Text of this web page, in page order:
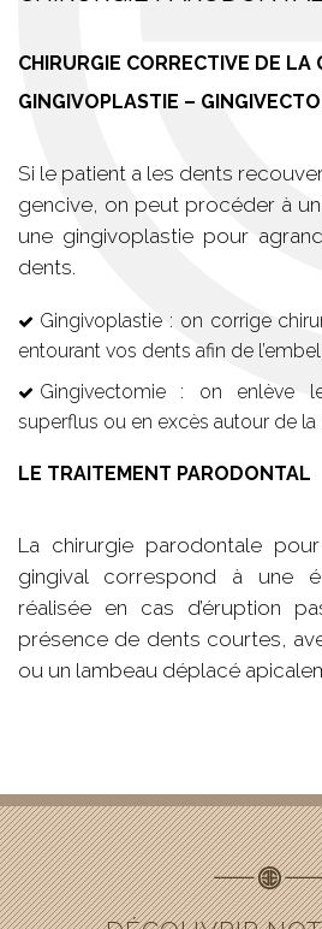
CHIRURGIE CORRECTIVE DE LA
GINGIVOPLASTIE –
Si le patient a les dents
gencive, on peut procéder à
une gingivoplastie pour
dents.
Gingivoplastie : on corrige
entourant vos dents afin de
Gingivectomie : on enlève
superflus ou en excès autour de la
LE TRAITEMENT PARODONTAL
La chirurgie parodontale
gingival correspond à une
réalisée en cas d’éruption
présence de dents courtes,
ou un lambeau déplacé